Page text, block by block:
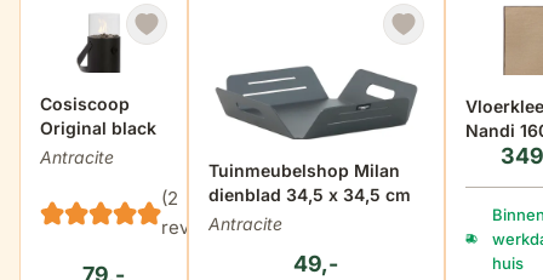
Cosiscoop
Original black
Antracite
(2
reviews)
79,-
Tuinmeubelshop Milan
dienblad 34,5 x 34,5 cm
Antracite
49,-
Nandi
huis